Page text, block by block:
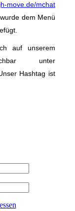
move.de/mchat
dem Menü
auf unserem
unter
Hashtag ist